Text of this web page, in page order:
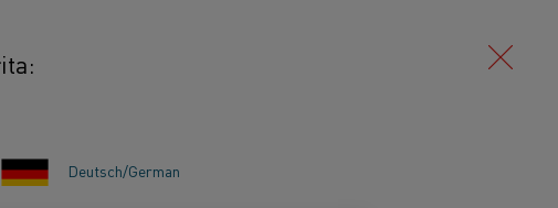
Deutsch/German